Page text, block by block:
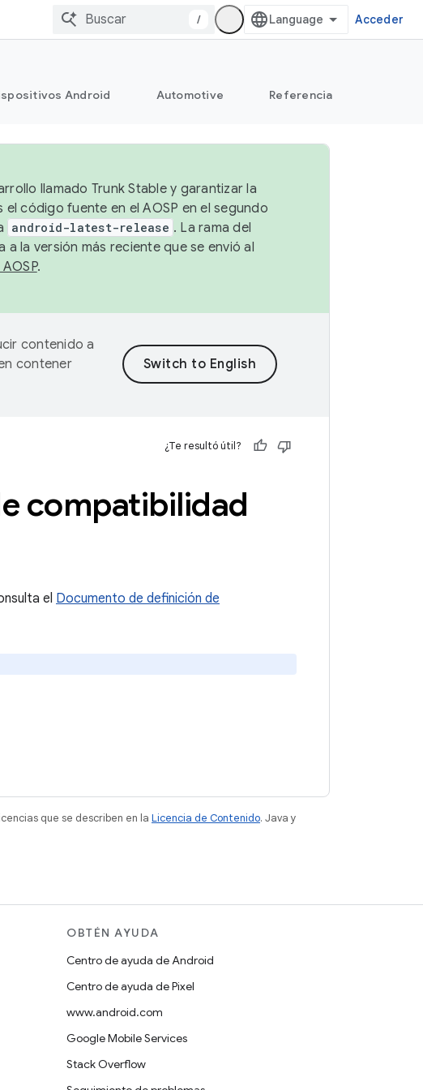
/ Acceder
Android Automotive Referencia
llamado Trunk Stable y garantizar la
código fuente en el AOSP en el segundo
android-latest-release . La rama del
a la versión más reciente que se envió al
.
contenido a
contener
¿Te resultó útil?
compatibilidad
el Documento de definición de
que se describen en la Licencia de Contenido. Java y
OBTÉN AYUDA
Centro de ayuda de Android
Centro de ayuda de Pixel
www.android.com
Google Mobile Services
Stack Overflow